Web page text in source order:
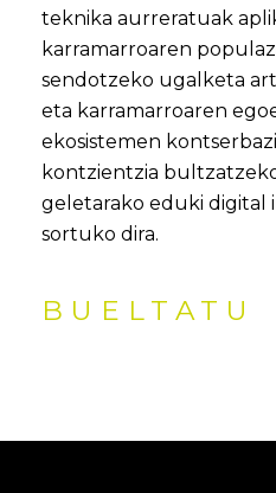
teknika aurreratuak
karramarroaren
sendotzeko ugalketa
eta karramarroaren
ekosistemen
kontzientzia
geletarako eduki digital
sortuko dira.
BUELTATU